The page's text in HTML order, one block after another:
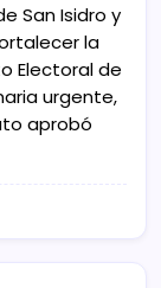
San Isidro y
la
Electoral de
urgente,
aprobó